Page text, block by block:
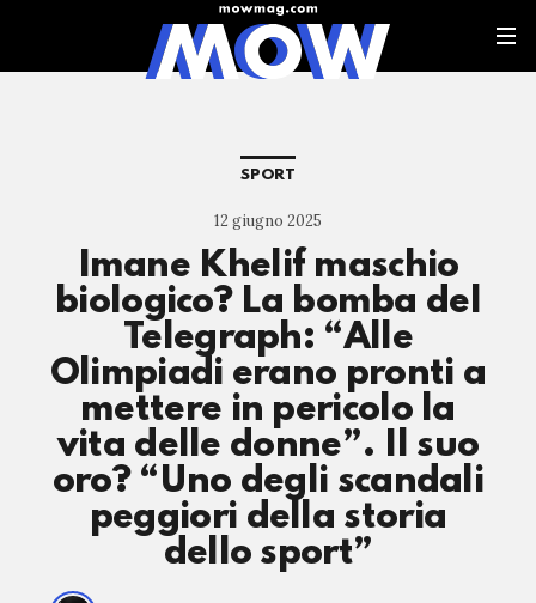
SPORT
12 giugno 2025
Imane Khelif maschio
biologico? La bomba del
Telegraph: “Alle
Olimpiadi erano pronti a
mettere in pericolo la
vita delle donne”. Il suo
oro? “Uno degli scandali
peggiori della storia
dello sport”